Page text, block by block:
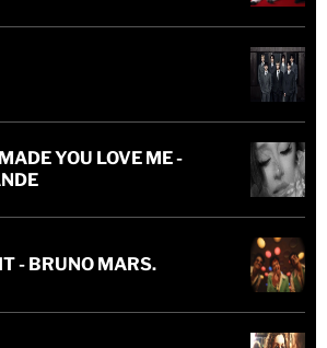
YOU LOVE ME -
- BRUNO MARS.